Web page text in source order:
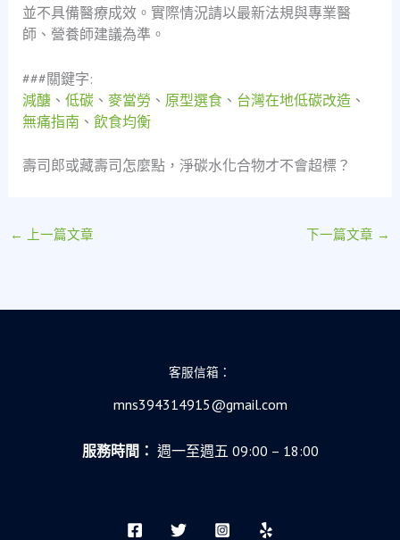
並不具備醫療成效。實際情況請以最新法規與專業醫
師、營養師建議為準。
###關鍵字:
減醣、 低碳、 麥當勞 、 原型選食、 台灣在地低碳改造 、
無痛指南 、 飲食均衡
壽司郎或藏壽司怎麼點，淨碳水化合物才不會超標？
← 上一篇文章 下一篇文章 →
客服信箱：
mns394314915@gmail.com
服務時間： 週一至週五 09:00 – 18:00